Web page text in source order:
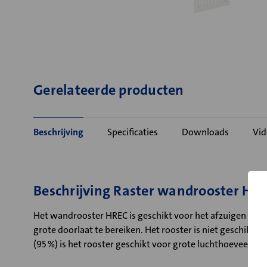
Gerelateerde producten
Beschrijving Specificaties Downloads
Beschrijving Raster wandrooster HREC
Het wandrooster HREC is geschikt voor het afzuigen
grote doorlaat te bereiken. Het rooster is niet geschikt
(95 %) is het rooster geschikt voor grote